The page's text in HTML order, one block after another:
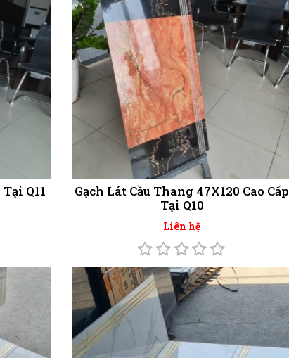
Q11
Gạch Lát Cầu Thang 47X120 Cao Cấp
Tại Q10
Liên hệ